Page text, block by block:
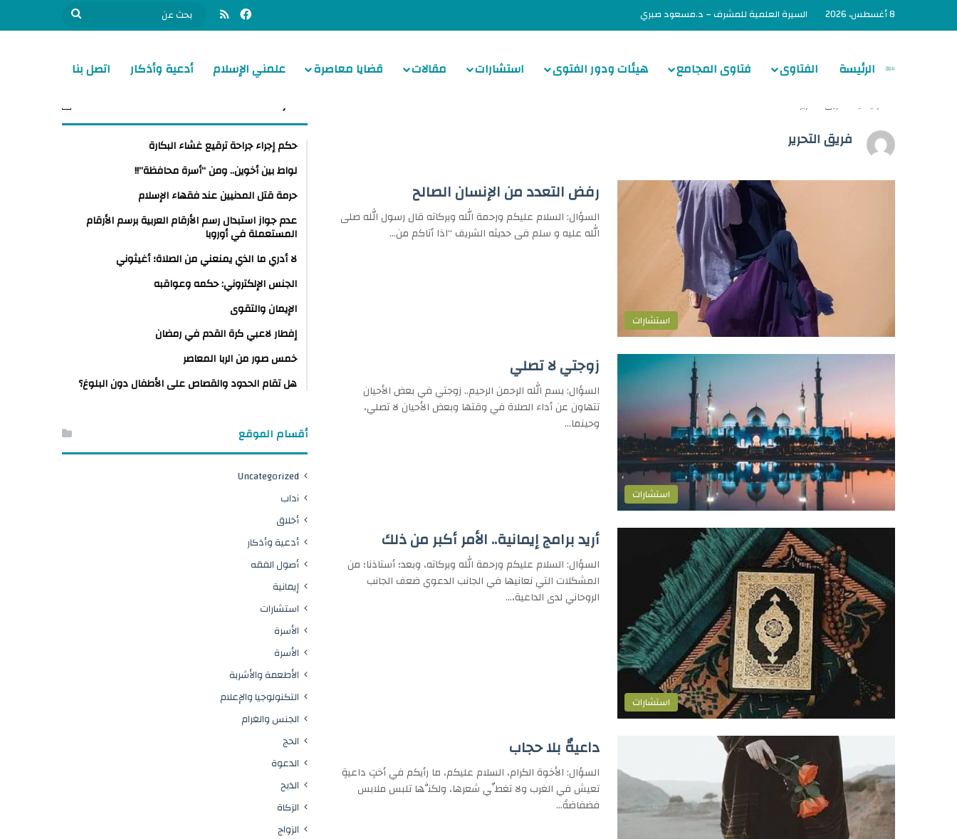
8 أغسطس، 2026 السيرة العلمية للمشرف – د.مسعود صبري فيسبوكملخص الموقع RSS
الرئيسة الفتاوى فتاوى المجامع هيئات ودور الفتوى استشارات مقالات قضايا معاصرة علمني الإسلام أدعية وأذكار اتصل بنا
الرئيسية فريق التحرير
فريق التحرير
استشارات
رفض التعدد من الإنسان الصالح
السؤال: السلام عليكم ورحمة الله وبركاته قال رسول الله صلى
الله عليه و سلم فى حديثه الشريف “اذا أتاكم من…
استشارات
زوجتي لا تصلي
السؤال: بسم الله الرحمن الرحيم.. زوجتي في بعض الأحيان
تتهاون عن أداء الصلاة في وقتها وبعض الأحيان لا تصلي،
وحينما…
استشارات
أريد برامج إيمانية.. الأمر أكبر من ذلك
السؤال: السلام عليكم ورحمة الله وبركاته، وبعد؛ أستاذنا؛ من
المشكلات التي نعانيها في الجانب الدعوي ضعف الجانب
الروحاني لدى الداعية،…
داعيةٌ بلا حجاب
السؤال: الأخوة الكرام، السلام عليكم، ما رأيكم في أختٍ داعيةٍ
تعيش في الغرب ولا تغطِّي شعرها، ولكنَّها تلبس ملابس
فضفاضةً…
الأكثر مشاهدة
حكم إجراء جراحة ترقيع غشاء البكارة
لواط بين أخوين.. ومن “أسرة محافظة”!!
حرمة قتل المدنيين عند فقهاء الإسلام
عدم جواز استبدال رسم الأرقام العربية برسم الأرقام
المستعملة في أوروبا
لا أدري ما الذي يمنعني من الصلاة؛ أغيثوني
الجنس الإلكتروني: حكمه وعواقبه
الإيمان والتقوى
إفطار لاعبي كرة القدم في رمضان
خمس صور من الربا المعاصر
هل تقام الحدود والقصاص على الأطفال دون البلوغ؟
أقسام الموقع
Uncategorized
آداب
أخلاق
أدعية وأذكار
أصول الفقه
إيمانية
استشارات
الأسرة
الأسرة
الأطعمة والأشربة
التكنولوجيا والإعلام
الجنس والغرام
الحج
الدعوة
الذبح
الزكاة
الزواج